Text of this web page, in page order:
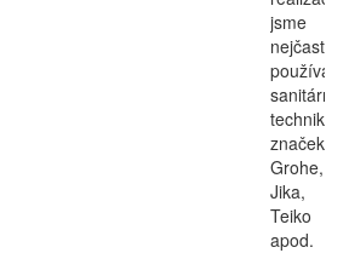
jsme
nejčastěji
používali
sanitární
techniku
značek
Grohe,
Jika,
Teiko
apod.